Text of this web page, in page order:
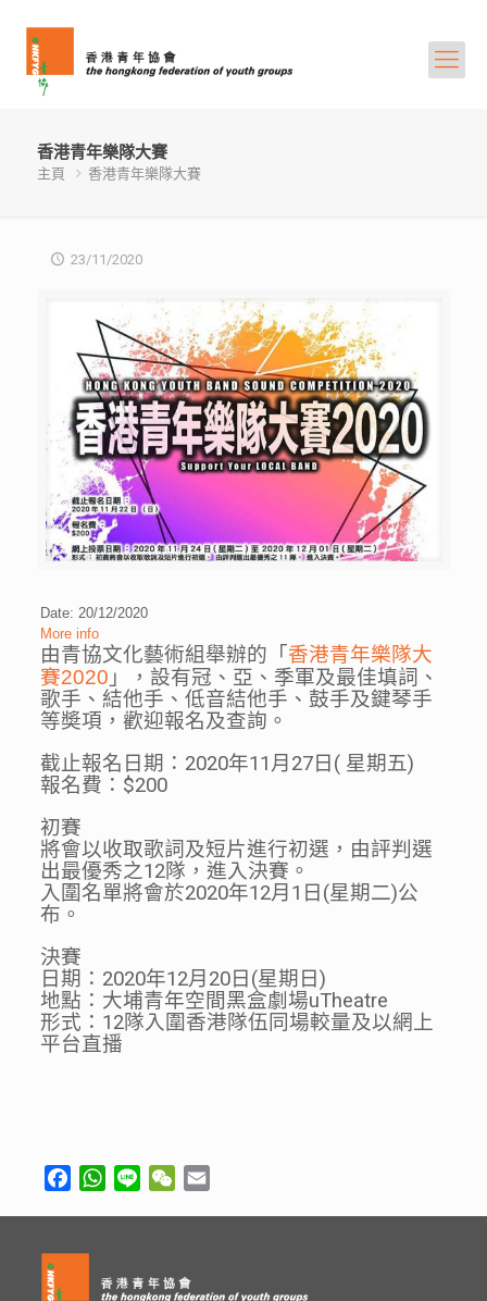
香港青年樂隊大賽
主頁 香港青年樂隊大賽
23/11/2020
Date: 20/12/2020
More info
由青協文化藝術組舉辦的「 香港青年樂隊大
賽2020 」，設有冠、亞、季軍及最佳填詞、
歌手、結他手、低音結他手、鼓手及鍵琴手
等奬項，歡迎報名及查詢。
截止報名日期：2020年11月27日( 星期五)
報名費：$200
初賽
將會以收取歌詞及短片進行初選，由評判選
出最優秀之12隊，進入決賽。
入圍名單將會於2020年12月1日(星期二)公
布。
決賽
日期：2020年12月20日(星期日)
地點：大埔青年空間黑盒劇場uTheatre
形式：12隊入圍香港隊伍同場較量及以網上
平台直播
FacebookWhatsApp
Line WeChat